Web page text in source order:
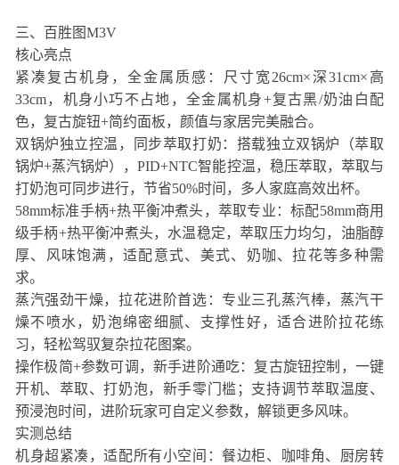
三、百胜图M3V
核心亮点
紧凑复古机身，全金属质感：尺寸宽26cm×深31cm×高
33cm，机身小巧不占地，全金属机身+复古黑/奶油白配
色，复古旋钮+简约面板，颜值与家居完美融合。
双锅炉独立控温，同步萃取打奶：搭载独立双锅炉（萃取
锅炉+蒸汽锅炉），PID+NTC智能控温，稳压萃取，萃取与
打奶泡可同步进行，节省50%时间，多人家庭高效出杯。
58mm标准手柄+热平衡冲煮头，萃取专业：标配58mm商用
级手柄+热平衡冲煮头，水温稳定，萃取压力均匀，油脂醇
厚、风味饱满，适配意式、美式、奶咖、拉花等多种需
求。
蒸汽强劲干燥，拉花进阶首选：专业三孔蒸汽棒，蒸汽干
燥不喷水，奶泡绵密细腻、支撑性好，适合进阶拉花练
习，轻松驾驭复杂拉花图案。
操作极简+参数可调，新手进阶通吃：复古旋钮控制，一键
开机、萃取、打奶泡，新手零门槛；支持调节萃取温度、
预浸泡时间，进阶玩家可自定义参数，解锁更多风味。
实测总结
机身超紧凑，适配所有小空间：餐边柜、咖啡角、厨房转